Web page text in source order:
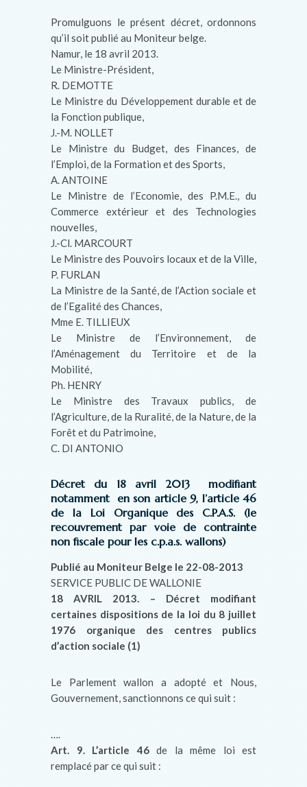
Promulguons le présent décret, ordonnons
qu’il soit publié au Moniteur belge.
Namur, le 18 avril 2013.
Le Ministre-Président,
R. DEMOTTE
Le Ministre du Développement durable et de
la Fonction publique,
J.-M. NOLLET
Le Ministre du Budget, des Finances, de
l’Emploi, de la Formation et des Sports,
A. ANTOINE
Le Ministre de l’Economie, des P.M.E., du
Commerce extérieur et des Technologies
nouvelles,
J.-Cl. MARCOURT
Le Ministre des Pouvoirs locaux et de la Ville,
P. FURLAN
La Ministre de la Santé, de l’Action sociale et
de l’Egalité des Chances,
Mme E. TILLIEUX
Le Ministre de l’Environnement, de
l’Aménagement du Territoire et de la
Mobilité,
Ph. HENRY
Le Ministre des Travaux publics, de
l’Agriculture, de la Ruralité, de la Nature, de la
Forêt et du Patrimoine,
C. DI ANTONIO
Décret du 18 avril 2013 modifiant
notamment en son article 9, l’article 46
de la Loi Organique des C.P.A.S. (le
recouvrement par voie de contrainte
non fiscale pour les c.p.a.s. wallons)
Publié au Moniteur Belge le 22-08-2013
SERVICE PUBLIC DE WALLONIE
18 AVRIL 2013. – Décret modifiant
certaines dispositions de la loi du 8 juillet
1976 organique des centres publics
d’action sociale (1)
Le Parlement wallon a adopté et Nous,
Gouvernement, sanctionnons ce qui suit :
….
Art. 9. L’article 46 de la même loi est
remplacé par ce qui suit :